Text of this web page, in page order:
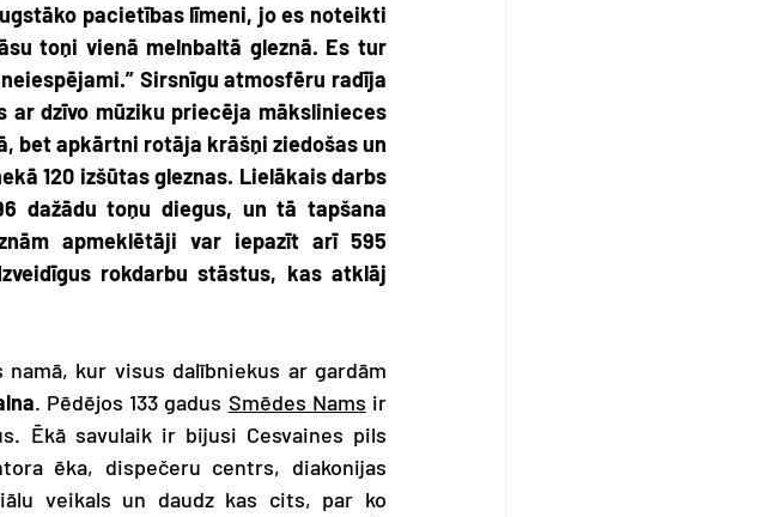
pacietības līmeni, jo es noteikti
toņi vienā melnbaltā gleznā. Es tur
Sirsnīgu atmosfēru radīja
ar dzīvo mūziku priecēja mākslinieces
bet apkārtni rotāja krāšņi ziedošas un
120 izšūtas gleznas. Lielākais darbs
dažādu toņu diegus, un tā tapšana
apmeklētāji var iepazīt arī 595
rokdarbu stāstus, kas atklāj
kur visus dalībniekus ar gardām
. Pēdējos 133 gadus Smēdes Nams ir
Ēkā savulaik ir bijusi Cesvaines pils
ēka, dispečeru centrs, diakonijas
veikals un daudz kas cits, par ko